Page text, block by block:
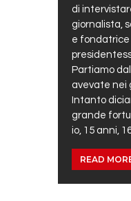
di
giornalista,
e fondatrice
Partiamo
avevate nei
Intanto
grande
io, 15 anni,
READ